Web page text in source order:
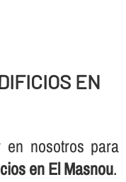
EN
nosotros para
en El Masnou.